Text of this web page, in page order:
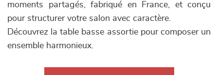
moments partagés, fabriqué en France, et conçu
pour structurer votre salon avec caractère.
Découvrez la table basse assortie pour composer un
ensemble harmonieux.